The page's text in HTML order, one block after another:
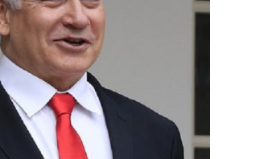
دمشق قتل فيها 16 شخصًا منهم مسؤول إيراني كبير في فيلق القدس.
وتسود حالة من التوترات
فؤاد شكر في غارة جوية على
وبعدها بساعات أعلنت “حماس”
استهدفت مقر إقامته في